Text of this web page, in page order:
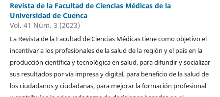
Revista de la Facultad de Ciencias Médicas de la
Universidad de Cuenca
Vol. 41 Núm. 3 (2023)
La Revista de la Facultad de Ciencias Médicas tiene como objetivo el
incentivar a los profesionales de la salud de la región y el país en la
producción científica y tecnológica en salud, para difundir y socializar
sus resultados por vía impresa y digital, para beneficio de la salud de
los ciudadanos y ciudadanas, para mejorar la formación profesional